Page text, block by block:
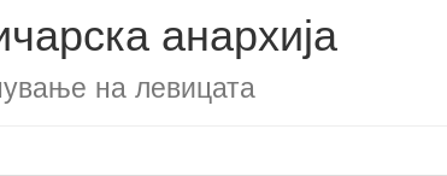
анархија
на левицата